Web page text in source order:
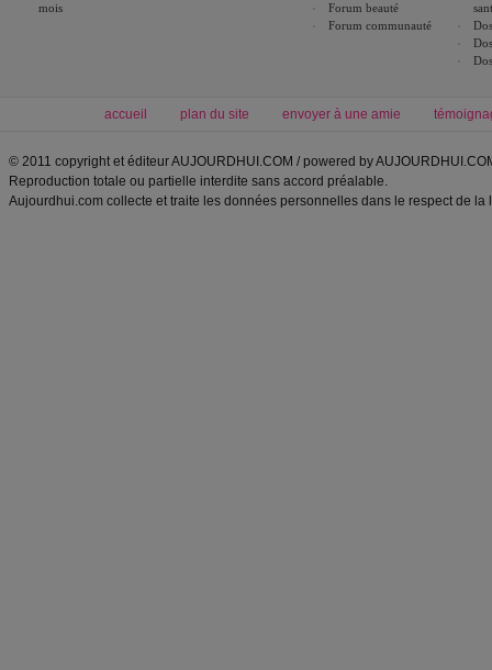
mois
Forum beauté
Forum communauté
accueil plan du site envoyer à une amie
© 2011 copyright et éditeur AUJOURDHUI.COM / powered by
Reproduction totale ou partielle interdite sans accord préalable.
Aujourdhui.com collecte et traite les données personnelles dans le respect de